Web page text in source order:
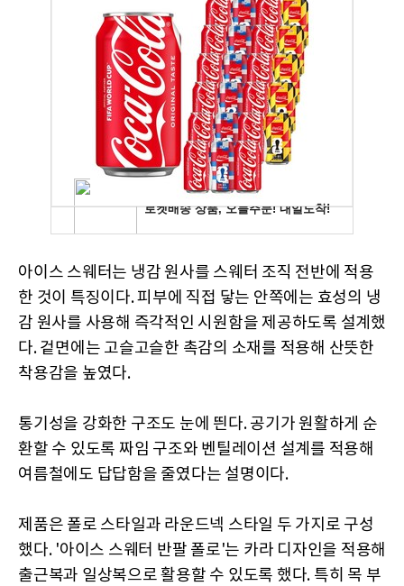
아이스 스웨터는 냉감 원사를 스웨터 조직 전반에 적용
한 것이 특징이다. 피부에 직접 닿는 안쪽에는 효성의 냉
감 원사를 사용해 즉각적인 시원함을 제공하도록 설계했
다. 겉면에는 고슬고슬한 촉감의 소재를 적용해 산뜻한
착용감을 높였다.
통기성을 강화한 구조도 눈에 띈다. 공기가 원활하게 순
환할 수 있도록 짜임 구조와 벤틸레이션 설계를 적용해
여름철에도 답답함을 줄였다는 설명이다.
제품은 폴로 스타일과 라운드넥 스타일 두 가지로 구성
했다. '아이스 스웨터 반팔 폴로'는 카라 디자인을 적용해
출근복과 일상복으로 활용할 수 있도록 했다. 특히 목 부